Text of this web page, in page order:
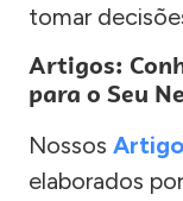
tomar
Artigos:
para o Seu
Nossos
elaborados